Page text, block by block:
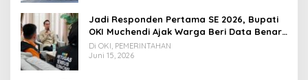
Jadi Responden Pertama SE 2026, Bupati
OKI Muchendi Ajak Warga Beri Data Benar
ke Petugas BPS
Di OKI, PEMERINTAHAN
Juni 15, 2026